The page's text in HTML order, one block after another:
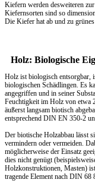
Kiefern werden desweiteren
Kiefernsorten sind so
Die Kiefer hat ab und zu
Holz: Biologische
Holz ist biologisch entsorgbar,
biologischen Schädlingen. Es
angegriffen und in seiner
Feuchtigkeit im Holz von etwa
äußerst langsam biotisch
entsprechend DIN EN 350-2
Der biotische Holzabbau lässt
vermindern oder vermeiden.
möglicherweise der Einsatz
dies nicht genügt
Holzkonstruktionen, Masten)
tragende Element nach DIN 68